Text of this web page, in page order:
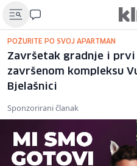
POŽURITE PO SVOJ APARTMAN
Završetak gradnje i
završenom kompleksu
Bjelašnici
Sponzorirani članak